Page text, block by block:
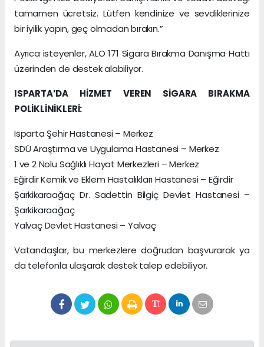
tamamen ücretsiz. Lütfen kendinize ve sevdiklerinize
bir iyilik yapın, geç olmadan bırakın.”
Ayrıca isteyenler, ALO 171 Sigara Bırakma Danışma Hattı
üzerinden de destek alabiliyor.
ISPARTA’DA HİZMET VEREN SİGARA BIRAKMA
POLİKLİNİKLERİ:
Isparta Şehir Hastanesi – Merkez
SDÜ Araştırma ve Uygulama Hastanesi – Merkez
1 ve 2 Nolu Sağlıklı Hayat Merkezleri – Merkez
Eğirdir Kemik ve Eklem Hastalıkları Hastanesi – Eğirdir
Şarkikaraağaç Dr. Sadettin Bilgiç Devlet Hastanesi –
Şarkikaraağaç
Yalvaç Devlet Hastanesi – Yalvaç
Vatandaşlar, bu merkezlere doğrudan başvurarak ya
da telefonla ulaşarak destek talep edebiliyor.